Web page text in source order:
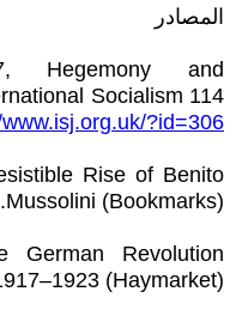
المصادر
Hegemony and
Socialism 114
?id=306
Rise of Benito
Mussolini (Bookmarks).
German Revolution
(Haymarket).